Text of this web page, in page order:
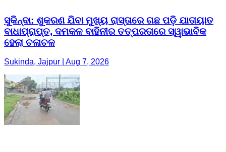
ସୁକିନ୍ଦା: ଶୁକରଣ ଯିବା ମୁଖ୍ୟ ରାସ୍ତାରେ ଗଛ ପଡ଼ି ଯାତାୟାତ
ବାଧାପ୍ରାପ୍ତ, ଦମକଳ ବାହିନୀର ତତ୍ପରତାରେ ସ୍ୱାଭାବିକ
ହେଲା ଚଳାଚଳ
Sukinda, Jajpur | Aug 7, 2026